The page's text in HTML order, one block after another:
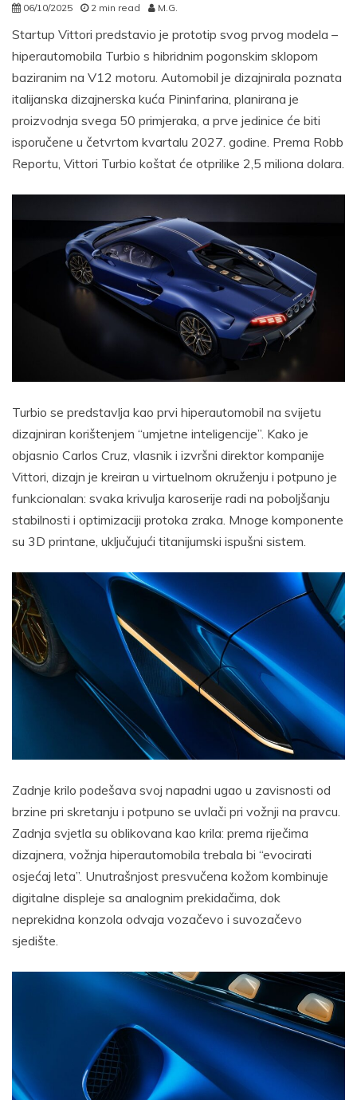
06/10/2025 2 min read M.G.
Startup Vittori predstavio je prototip svog prvog modela –
hiperautomobila Turbio s hibridnim pogonskim sklopom
baziranim na V12 motoru. Automobil je dizajnirala poznata
italijanska dizajnerska kuća Pininfarina, planirana je
proizvodnja svega 50 primjeraka, a prve jedinice će biti
isporučene u četvrtom kvartalu 2027. godine. Prema Robb
Reportu, Vittori Turbio koštat će otprilike 2,5 miliona dolara.
Turbio se predstavlja kao prvi hiperautomobil na svijetu
dizajniran korištenjem “umjetne inteligencije”. Kako je
objasnio Carlos Cruz, vlasnik i izvršni direktor kompanije
Vittori, dizajn je kreiran u virtuelnom okruženju i potpuno je
funkcionalan: svaka krivulja karoserije radi na poboljšanju
stabilnosti i optimizaciji protoka zraka. Mnoge komponente
su 3D printane, uključujući titanijumski ispušni sistem.
Zadnje krilo podešava svoj napadni ugao u zavisnosti od
brzine pri skretanju i potpuno se uvlači pri vožnji na pravcu.
Zadnja svjetla su oblikovana kao krila: prema riječima
dizajnera, vožnja hiperautomobila trebala bi “evocirati
osjećaj leta”. Unutrašnjost presvučena kožom kombinuje
digitalne displeje sa analognim prekidačima, dok
neprekidna konzola odvaja vozačevo i suvozačevo
sjedište.